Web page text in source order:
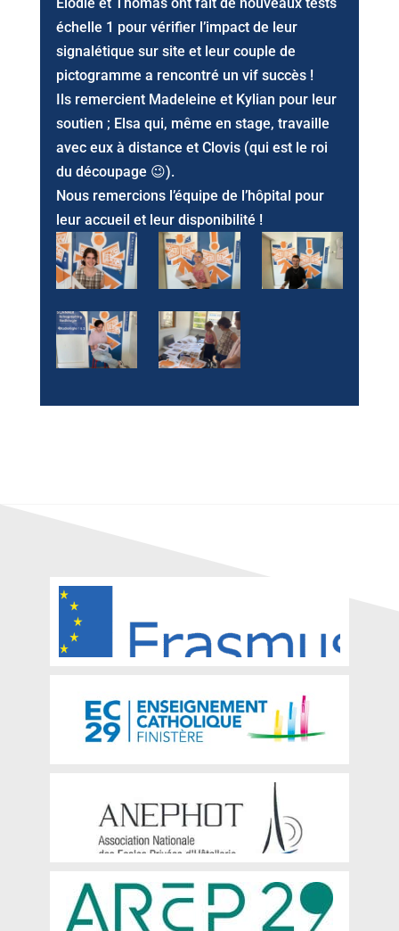
échelle 1 pour vérifier l’impact de leur
signalétique sur site et leur couple de
pictogramme a rencontré un vif succès !
Ils remercient Madeleine et Kylian pour leur
soutien ; Elsa qui, même en stage, travaille
avec eux à distance et Clovis (qui est le roi
du découpage 😉).
Nous remercions l’équipe de l’hôpital pour
leur accueil et leur disponibilité !